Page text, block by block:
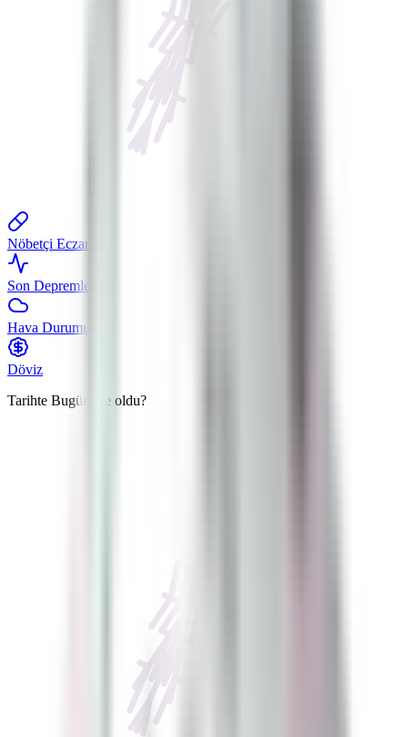
Nöbetçi Eczane
Son Depremler
Hava Durumu
Döviz
Tarihte Bugün
Ne oldu?